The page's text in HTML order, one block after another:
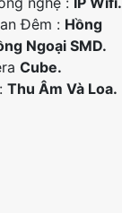
Đêm : Hồng
Ngoại SMD.
Cube.
Thu Âm Và Loa.